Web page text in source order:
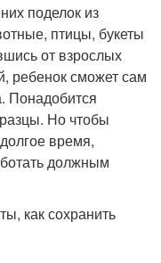
поделок из
птицы, букеты
от взрослых
ребенок сможет сам
Понадобится
Но чтобы
время,
должным
как сохранить